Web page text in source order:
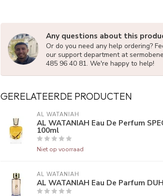
Any questions about this
Or do you need any help ordering?
our support department at
485 96 40 81. We're happy to help!
GERELATEERDE PRODUCTEN
AL WATANIAH
AL WATANIAH Eau De Perfum
100ml
Niet op voorraad
AL WATANIAH
AL WATANIAH Eau De Parfum